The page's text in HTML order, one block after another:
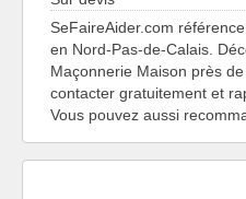
SeFaireAider.com
en Nord-Pas-de-Calais.
Maçonnerie Maison près
contacter gratuitement et
Vous pouvez aussi